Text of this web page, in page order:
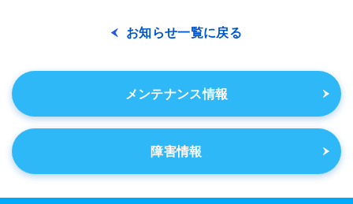
お知らせ一覧に戻る
メンテナンス情報
障害情報